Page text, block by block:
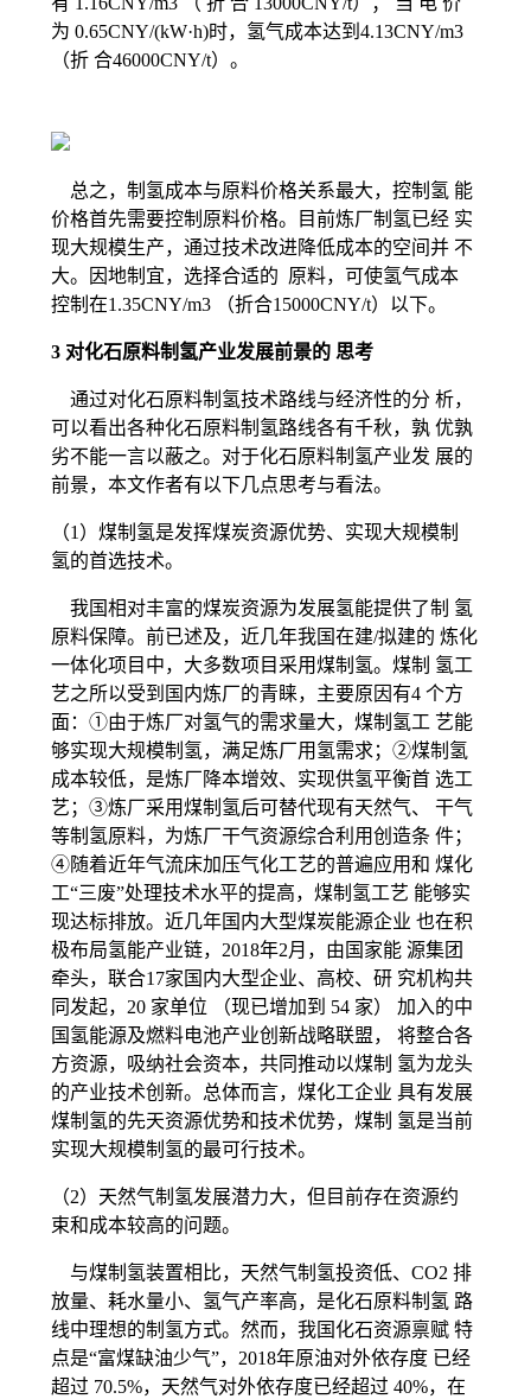
为 0.65CNY/(kW·h)时，氢气成本达到4.13CNY/m3
（折 合46000CNY/t）。
总之，制氢成本与原料价格关系最大，控制氢 能
价格首先需要控制原料价格。目前炼厂制氢已经 实
现大规模生产，通过技术改进降低成本的空间并 不
大。因地制宜，选择合适的 原料，可使氢气成本
控制在1.35CNY/m3 （折合15000CNY/t）以下。
3 对化石原料制氢产业发展前景的 思考
通过对化石原料制氢技术路线与经济性的分 析，
可以看出各种化石原料制氢路线各有千秋，孰 优孰
劣不能一言以蔽之。对于化石原料制氢产业发 展的
前景，本文作者有以下几点思考与看法。
（1）煤制氢是发挥煤炭资源优势、实现大规模制
氢的首选技术。
我国相对丰富的煤炭资源为发展氢能提供了制 氢
原料保障。前已述及，近几年我国在建/拟建的 炼化
一体化项目中，大多数项目采用煤制氢。煤制 氢工
艺之所以受到国内炼厂的青睐，主要原因有4 个方
面：①由于炼厂对氢气的需求量大，煤制氢工 艺能
够实现大规模制氢，满足炼厂用氢需求；②煤制氢
成本较低，是炼厂降本增效、实现供氢平衡首 选工
艺；③炼厂采用煤制氢后可替代现有天然气、 干气
等制氢原料，为炼厂干气资源综合利用创造条 件；
④随着近年气流床加压气化工艺的普遍应用和 煤化
工“三废”处理技术水平的提高，煤制氢工艺 能够实
现达标排放。近几年国内大型煤炭能源企业 也在积
极布局氢能产业链，2018年2月，由国家能 源集团
牵头，联合17家国内大型企业、高校、研 究机构共
同发起，20 家单位 （现已增加到 54 家） 加入的中
国氢能源及燃料电池产业创新战略联盟， 将整合各
方资源，吸纳社会资本，共同推动以煤制 氢为龙头
的产业技术创新。总体而言，煤化工企业 具有发展
煤制氢的先天资源优势和技术优势，煤制 氢是当前
实现大规模制氢的最可行技术。
（2）天然气制氢发展潜力大，但目前存在资源约
束和成本较高的问题。
与煤制氢装置相比，天然气制氢投资低、CO2 排
放量、耗水量小、氢气产率高，是化石原料制氢 路
线中理想的制氢方式。然而，我国化石资源禀赋 特
点是“富煤缺油少气”，2018年原油对外依存度 已经
超过 70.5%，天然气对外依存度已经超过 40%，在